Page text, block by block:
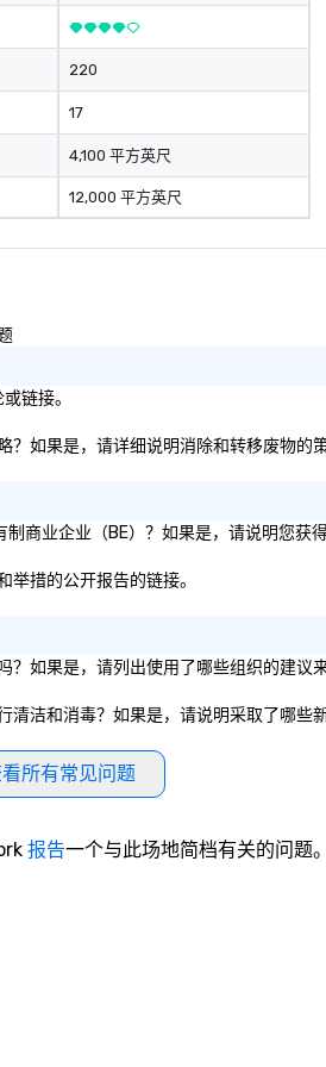
220
17
4,100 平方英尺
12,000 平方英尺
链接。
如果是，请详细说明消除和转移废物的策
商业企业（BE）？如果是，请说明您获
措的公开报告的链接。
如果是，请列出使用了哪些组织的建议
洁和消毒？如果是，请说明采取了哪些新
所有常见问题
报告一个与此场地简档有关的问题。